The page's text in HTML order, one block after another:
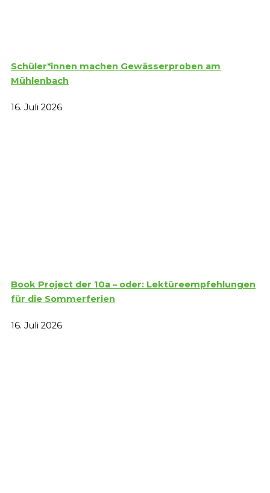
Schüler*innen machen Gewässerproben am
Mühlenbach
16. Juli 2026
Book Project der 10a – oder: Lektüreempfehlungen
für die Sommerferien
16. Juli 2026